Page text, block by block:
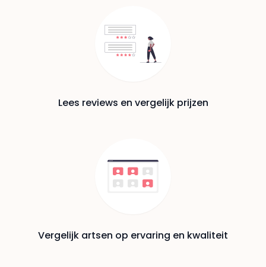
Lees reviews en vergelijk prijzen
Vergelijk artsen op ervaring en kwaliteit